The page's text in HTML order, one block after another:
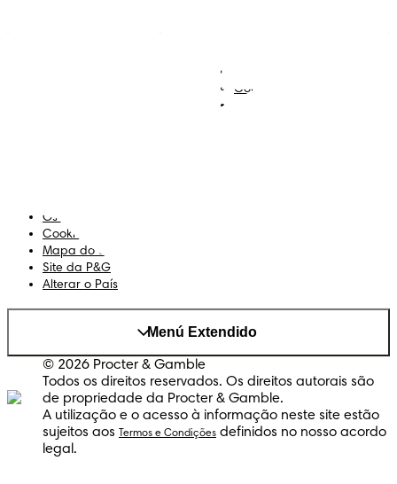
Contacta-nos
Os Meus Dados
Cookies
Mapa do Site
Site da P&G
Alterar o País
Menú Extendido
© 2026 Procter & Gamble
Todos os direitos reservados. Os direitos autorais são
de propriedade da Procter & Gamble.
A utilização e o acesso à informação neste site estão
sujeitos aos
Termos e Condições definidos no nosso acordo
legal.